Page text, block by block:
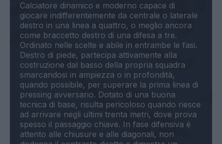
Calciatore dinamico e moderno capace di
giocare indifferentemente da centrale o laterale
destro in una linea a quattro, o meglio ancora
come braccetto destro di una difesa a tre.
Ordinato nelle scelte e abile in entrambe le fasi.
Destro di piede, partecipa attivamente alla
costruzione dal basso della propria squadra
smarcandosi in ampiezza o in profondità,
quando possibile, per superare la prima linea di
pressing avversario. Dotato di una buona
tecnica di base, risulta pericoloso quando riesce
ad arrivare negli ultimi trenta metri, dove prova
spesso il passaggio chiave. In fase difensiva è
attento alle chiusure e alle diagonali, non